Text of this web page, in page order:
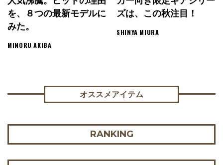
を、８つの最新モデルに
みた。
MINORU AKIBA
ズは、この秋注目！
SHINYA MIURA
オススメアイテム
RANKING